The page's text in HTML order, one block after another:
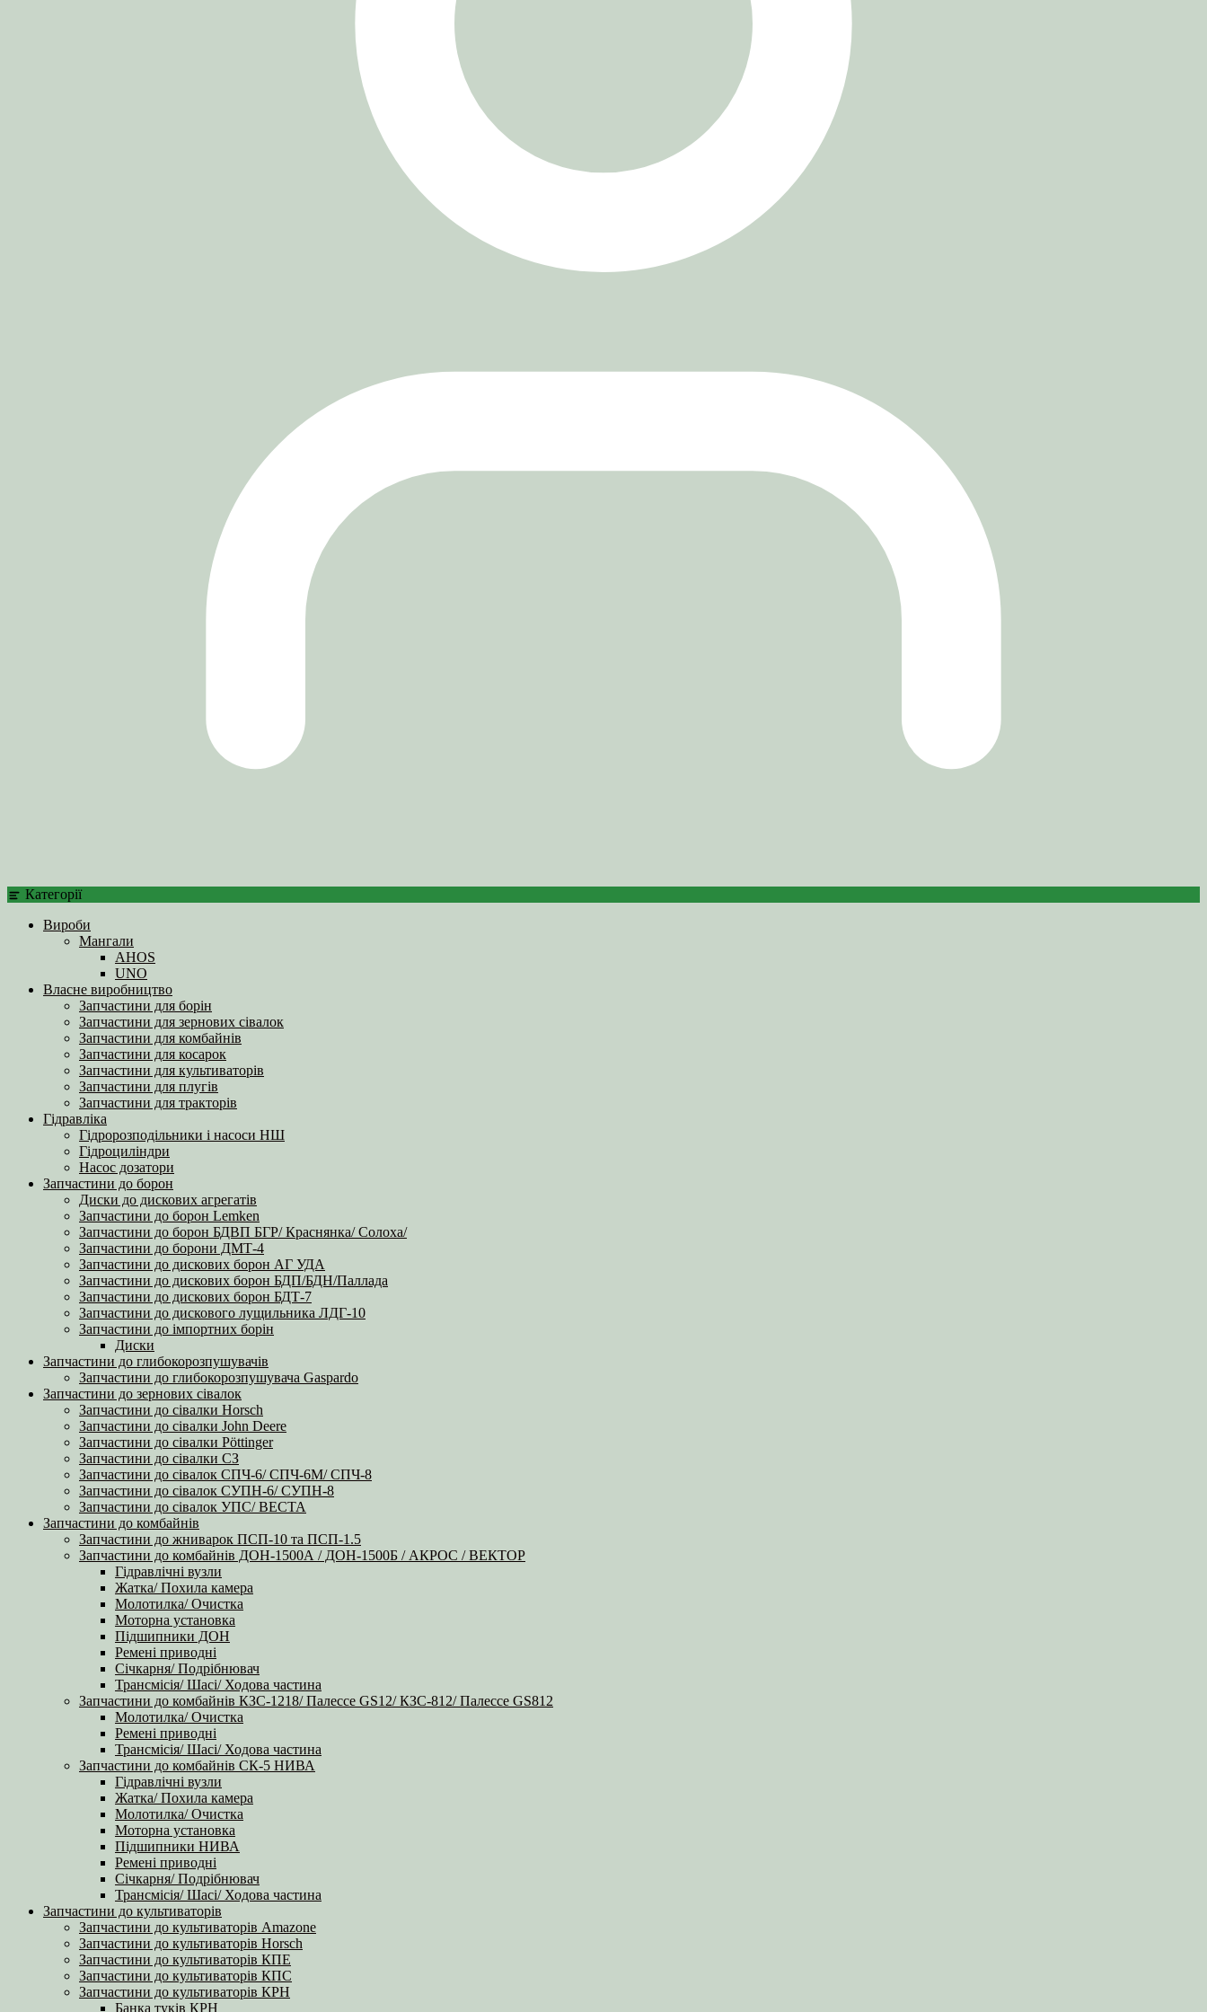
Категорії
Вироби
Мангали
AHOS
UNO
Власне виробництво
Запчастини для борін
Запчастини для зернових сівалок
Запчастини для комбайнів
Запчастини для косарок
Запчастини для культиваторів
Запчастини для плугів
Запчастини для тракторів
Гідравліка
Гідророзподільники і насоси НШ
Гідроциліндри
Насос дозатори
Запчастини до борон
Диски до дискових агрегатів
Запчастини до борон Lemken
Запчастини до борон БДВП БГР/ Краснянка/ Солоха/
Запчастини до борони ДМТ-4
Запчастини до дискових борон АГ УДА
Запчастини до дискових борон БДП/БДН/Паллада
Запчастини до дискових борон БДТ-7
Запчастини до дискового лущильника ЛДГ-10
Запчастини до імпортних борін
Диски
Запчастини до глибокорозпушувачів
Запчастини до глибокорозпушувача Gaspardo
Запчастини до зернових сівалок
Запчастини до сівалки Horsch
Запчастини до сівалки John Deere
Запчастини до сівалки Pöttinger
Запчастини до сівалки СЗ
Запчастини до сівалок СПЧ-6/ СПЧ-6М/ СПЧ-8
Запчастини до сівалок СУПН-6/ СУПН-8
Запчастини до сівалок УПС/ ВЕСТА
Запчастини до комбайнів
Запчастини до жниварок ПСП-10 та ПСП-1.5
Запчастини до комбайнів ДОН-1500А / ДОН-1500Б / АКРОС / ВЕКТОР
Гідравлічні вузли
Жатка/ Похила камера
Молотилка/ Очистка
Моторна установка
Підшипники ДОН
Ремені приводні
Січкарня/ Подрібнювач
Трансмісія/ Шасі/ Ходова частина
Запчастини до комбайнів КЗС-1218/ Палессе GS12/ КЗС-812/ Палессе GS812
Молотилка/ Очистка
Ремені приводні
Трансмісія/ Шасі/ Ходова частина
Запчастини до комбайнів СК-5 НИВА
Гідравлічні вузли
Жатка/ Похила камера
Молотилка/ Очистка
Моторна установка
Підшипники НИВА
Ремені приводні
Січкарня/ Подрібнювач
Трансмісія/ Шасі/ Ходова частина
Запчастини до культиваторів
Запчастини до культиваторів Amazone
Запчастини до культиваторів Horsch
Запчастини до культиваторів КПЕ
Запчастини до культиваторів КПС
Запчастини до культиваторів КРН
Банка туків КРН